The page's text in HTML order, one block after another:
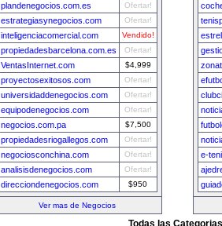
plandenegocios.com.es Ofertar!
estrategiasynegocios.com Ofertar!
inteligenciacomercial.com Vendido!
propiedadesbarcelona.com.es Ofertar!
VentasInternet.com $4,999
proyectosexitosos.com Ofertar!
universidaddenegocios.com Ofertar!
equipodenegocios.com Ofertar!
negocios.com.pa $7,500
propiedadesriogallegos.com Ofertar!
negociosconchina.com Ofertar!
analisisdenegocios.com Ofertar!
direcciondenegocios.com $950
Ver mas de Negocios
e-
Todas las Categorias